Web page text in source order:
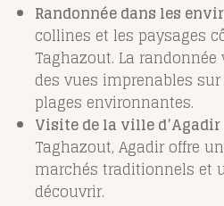
Randonnée dans les
collines et les paysages
Taghazout. La
des vues imprenables
plages environnantes.
Visite de la ville d’Agadir
Taghazout, Agadir offre
marchés traditionnels et
découvrir.